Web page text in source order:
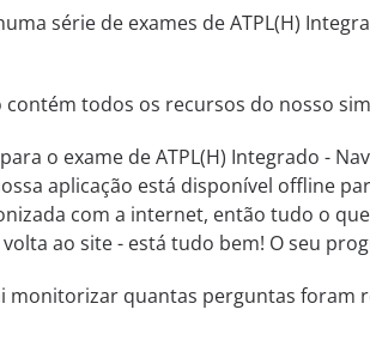
série de exames de ATPL(H)
contém todos os recursos do nosso
o exame de ATPL(H) Integrado -
aplicação está disponível offline
com a internet, então tudo o
volta ao site - está tudo bem! O seu
monitorizar quantas perguntas foram